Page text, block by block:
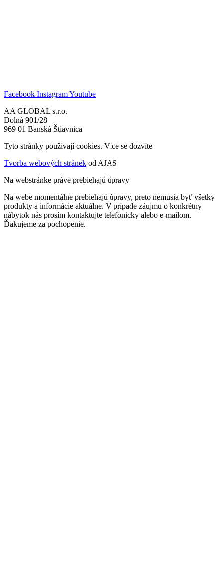
Facebook InstagramYoutube
AA GLOBAL s.r.o.
Dolná 901/28
969 01 Banská Štiavnica
Tyto stránky používají cookies. Více se dozvíte
Tvorba webových stránek od AJAS
Na webstránke práve prebiehajú úpravy
Na webe momentálne prebiehajú úpravy, preto nemusia byť všetky
produkty a informácie aktuálne. V prípade záujmu o konkrétny
nábytok nás prosím kontaktujte telefonicky alebo e-mailom.
Ďakujeme za pochopenie.